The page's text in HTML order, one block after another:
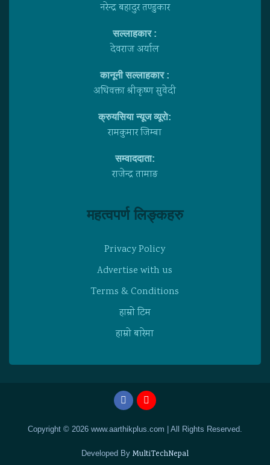
नरेन्द्र बहादुर तण्डुकार
सल्लाहकार :
देवराज अर्याल
कानूनी सल्लाहकार :
अधिवक्ता श्रीकृष्ण सुवेदी
क्रुयसिया न्यूज व्यूराे:
रामकुमार जिम्बा
सम्वाददाता:
राजेन्द्र तामाङ
महत्वपर्ण लिङ्कहरु
Privacy Policy
Advertise with us
Terms & Conditions
हाम्राे टिम
हाम्राे बारेमा
Copyright © 2026 www.aarthikplus.com | All Rights Reserved.
Developed By MultiTechNepal